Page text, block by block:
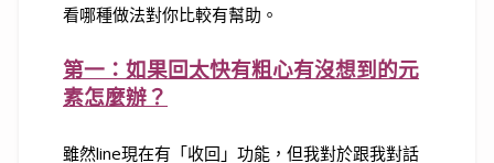
看哪種做法對你比較有幫助。
第一：如果回太快有粗心有沒想到的元
素怎麼辦？
雖然line現在有「收回」功能，但我對於跟我對話